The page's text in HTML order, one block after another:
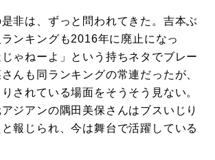
非は、ずっと問われてきた。吉本ぶ
ンキングも2016年に廃止になっ
ゃねーよ」という持ちネタでブレー
んも同ランキングの常連だったが、
されている場面をそうそう見ない。
ジアンの隅田美保さんはブスいじり
報じられ、今は舞台で活躍している